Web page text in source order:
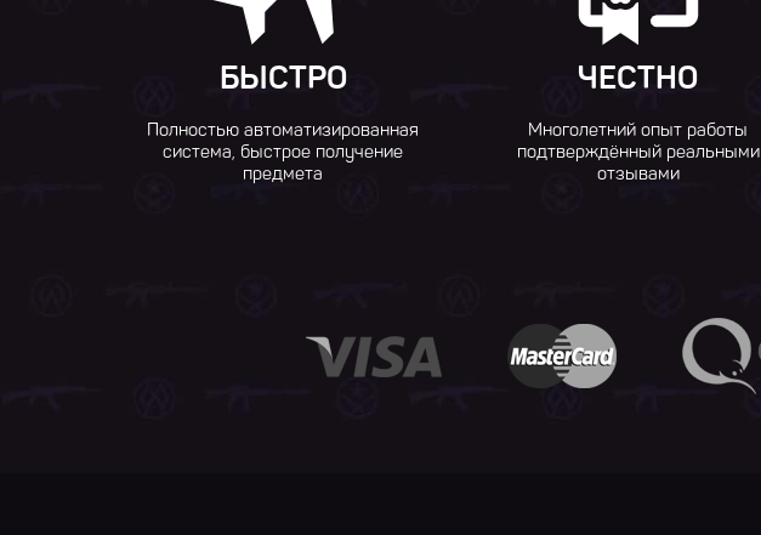
БЫСТРО
Полностью автоматизированная
система, быстрое получение
предмета
ЧЕСТНО
Многолетний опыт работы
подтверждённый реальными
отзывами